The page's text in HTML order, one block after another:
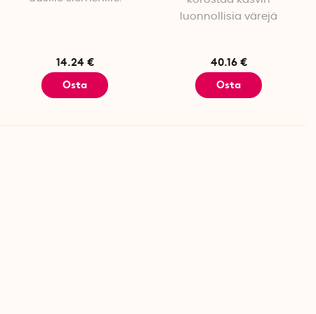
14.24 €
Osta
luonnollisia värejä
40.16 €
Osta